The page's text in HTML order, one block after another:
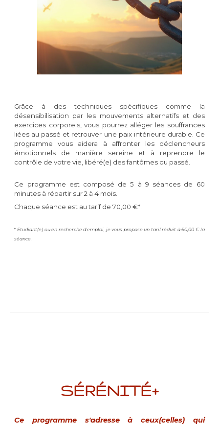
Grâce à des techniques spécifiques comme la
désensibilisation par les mouvements alternatifs et des
exercices corporels, vous pourrez alléger les souffrances
liées au passé et retrouver une paix intérieure durable. Ce
programme vous aidera à affronter les déclencheurs
émotionnels de manière sereine et à reprendre le
contrôle de votre vie, libéré(e) des fantômes du passé.
Ce programme est composé de 5 à 9 séances de 60
minutes à répartir sur 2 à 4 mois.
Chaque séance est au tarif de 70,00 €*.
* Etudiant(e) ou en recherche d'emploi, je vous propose un tarif réduit à 60,00 € la
séance.
SÉRÉNITÉ+
Ce programme s'adresse à ceux(celles) qui